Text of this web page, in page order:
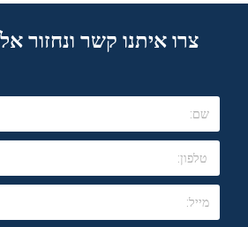
צרו איתנו קשר ונחזור